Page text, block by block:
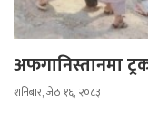
अफगानिस्तानमा
शनिबार, जेठ १६, २०८३